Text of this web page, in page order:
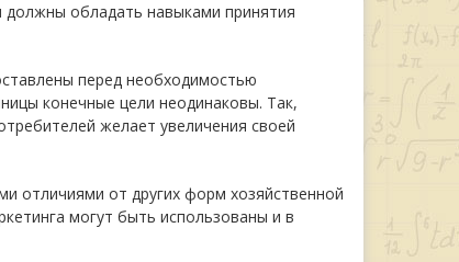
должны обладать навыками принятия
перед необходимостью
конечные цели неодинаковы. Так,
желает увеличения своей
отличиями от других форм хозяйственной
могут быть использованы и в